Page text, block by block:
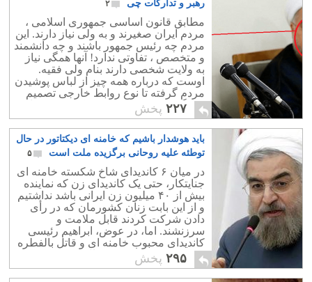
رهبر و تدارکات چی
۲
مطابق قانون اساسی جمهوری اسلامی ،
مردم ایران صغیرند و به ولی نیاز دارند. این
مردم چه رئیس جمهور باشند و چه دانشمند
و متخصص ، تفاوتی ندارد! آنها همگی نیاز
به ولایت شخصی دارند بنام ولی فقیه.
اوست که درباره همه چیز از لباس پوشیدن
مردم گرفته تا نوع روابط خارجی تصمیم
می گیرد. موضوعی نیست که رهبر درباره
اش اظهار فضل ننموده باشد. ایشان
مطابق آنچه که گفته اند ، مقامی از سوی
خداوند بوده به مقامی الهی رسیده اند
.خبرگان رهبری تنها آن مقام را کشف
ولی ایشان را کشف نمودند وگرنه بدون این
ولی فقیه مردم ایران نمی دانستند که برای
رفتن به توالت از چه پوشکی استفاده نمایند
و شبها از ترس خود را در رختخواب خراب
می کردند.
۲۲۷ پخش
باید هوشدار باشیم که خامنه ای دیکتاتور در حال
توطئه علیه روحانی برگزیده ملت است
۵
در میان ۶ کاندیدای شاخ شکسته خامنه ای
جنایتکار، حتی یک کاندیدای زن که نماینده
بیش از ۴۰ میلیون زن ایرانی باشد نداشتیم
و از این بابت زنان کشورمان که در رأی
دادن شرکت کردند قابل ملامت و
سرزنشند. اما، در عوض، ابراهیم رئیسی
کاندیدای محبوب خامنه ای و قاتل بالفطره
داشت.
۲۹۵ پخش